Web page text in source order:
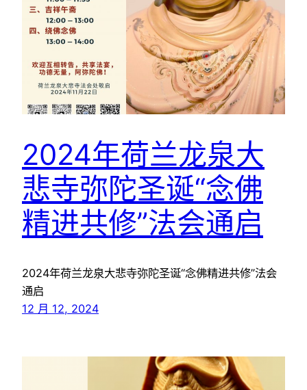
2024年荷兰龙泉大
悲寺弥陀圣诞“念佛
精进共修”法会通启
2024年荷兰龙泉大悲寺弥陀圣诞“念佛精进共修”法会
通启
12 月 12, 2024